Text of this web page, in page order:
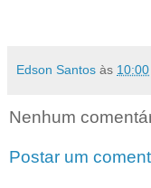
Edson Santos às 10:00
Nenhum
Postar um